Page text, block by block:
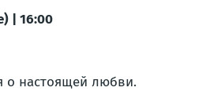
| 16:00
о настоящей любви.